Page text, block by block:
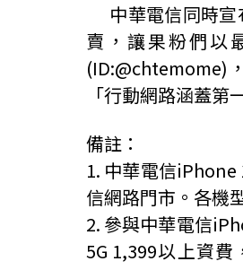
中華電信同時宣
賣，讓果粉們以
(ID:@chtemome)
「行動網路涵蓋
備註：
1. 中華電信iPhone
信網路門市。各機
2. 參與中華電信
5G 1,399以上資費